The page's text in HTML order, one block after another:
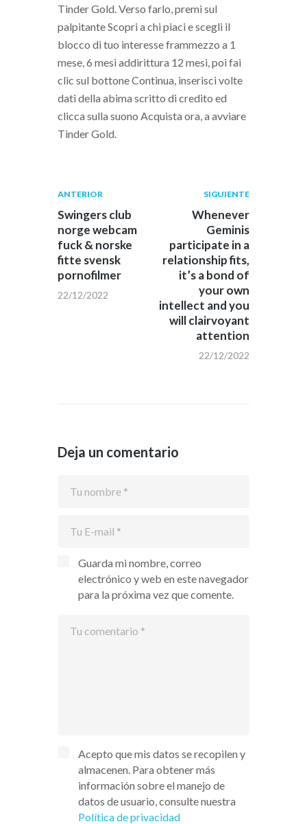
Tinder Gold. Verso farlo, premi sul
palpitante Scopri a chi piaci e scegli il
blocco di tuo interesse frammezzo a 1
mese, 6 mesi addirittura 12 mesi, poi fai
clic sul bottone Continua, inserisci volte
dati della abima scritto di credito ed
clicca sulla suono Acquista ora, a avviare
Tinder Gold.
Navegación
de
entradas
Publicación
anterior:
ANTERIOR
Swingers club
norge webcam
fuck & norske
fitte svensk
pornofilmer
22/12/2022
Siguiente
post:
SIGUIENTE
Whenever
Geminis
participate in a
relationship fits,
it’s a bond of
your own
intellect and you
will clairvoyant
attention
22/12/2022
Deja un comentario
Guarda mi nombre, correo
electrónico y web en este navegador
para la próxima vez que comente.
Acepto que mis datos se recopilen y
almacenen. Para obtener más
información sobre el manejo de
datos de usuario, consulte nuestra
Política de privacidad